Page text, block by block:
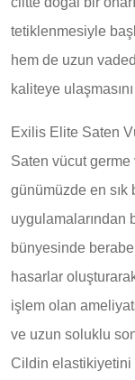
tetiklenmesiyle
hem de uzun
kaliteye
Exilis Elite Saten
Saten vücut
günümüzde en
uygulamalarından
bünyesinde
hasarlar
işlem olan
ve uzun soluklu
Cildin elastikiyetini